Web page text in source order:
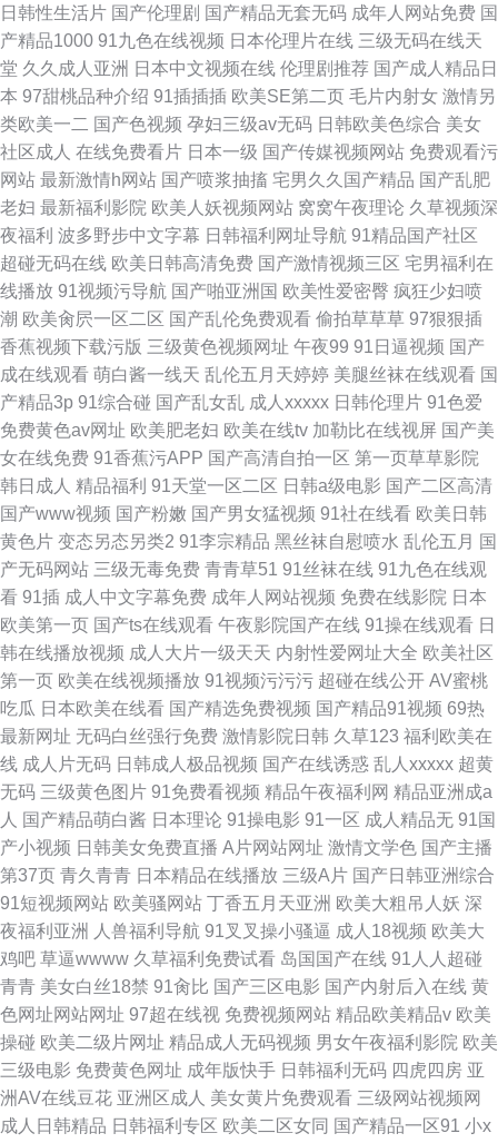
日韩性生活片 国产伦理剧 国产精品无套无码 成年人网站免费 国
产精品1000 91九色在线视频 日本伦理片在线 三级无码在线天
堂 久久成人亚洲 日本中文视频在线 伦理剧推荐 国产成人精品日
本 97甜桃品种介绍 91插插插 欧美SE第二页 毛片内射女 激情另
类欧美一二 国产色视频 孕妇三级av无码 日韩欧美色综合 美女
社区成人 在线免费看片 日本一级 国产传媒视频网站 免费观看污
网站 最新激情h网站 国产喷浆抽搐 宅男久久国产精品 国产乱肥
老妇 最新福利影院 欧美人妖视频网站 窝窝午夜理论 久草视频深
夜福利 波多野步中文字幕 日韩福利网址导航 91精品国产社区
超碰无码在线 欧美日韩高清免费 国产激情视频三区 宅男福利在
线播放 91视频污导航 国产啪亚洲国 欧美性爱密臀 疯狂少妇喷
潮 欧美肏屄一区二区 国产乱伦免费观看 偷拍草草草 97狠狠插
香蕉视频下载污版 三级黄色视频网址 午夜99 91日逼视频 国产
成在线观看 萌白酱一线天 乱伦五月天婷婷 美腿丝袜在线观看 国
产精品3p 91综合碰 国产乱女乱 成人xxxxx 日韩伦理片 91色爱
免费黄色av网址 欧美肥老妇 欧美在线tv 加勒比在线视屏 国产美
女在线免费 91香蕉污APP 国产高清自拍一区 第一页草草影院
韩日成人 精品福利 91天堂一区二区 日韩a级电影 国产二区高清
国产www视频 国产粉嫩 国产男女猛视频 91社在线看 欧美日韩
黄色片 变态另态另类2 91李宗精品 黑丝袜自慰喷水 乱伦五月 国
产无码网站 三级无毒免费 青青草51 91丝袜在线 91九色在线观
看 91插 成人中文字幕免费 成年人网站视频 免费在线影院 日本
欧美第一页 国产ts在线观看 午夜影院国产在线 91操在线观看 日
韩在线播放视频 成人大片一级天天 内射性爱网址大全 欧美社区
第一页 欧美在线视频播放 91视频污污污 超碰在线公开 AV蜜桃
吃瓜 日本欧美在线看 国产精选免费视频 国产精品91视频 69热
最新网址 无码白丝强行免费 激情影院日韩 久草123 福利欧美在
线 成人片无码 日韩成人极品视频 国产在线诱惑 乱人xxxxx 超黄
无码 三级黄色图片 91免费看视频 精品午夜福利网 精品亚洲成a
人 国产精品萌白酱 日本理论 91操电影 91一区 成人精品无 91国
产小视频 日韩美女免费直播 A片网站网址 激情文学色 国产主播
第37页 青久青青 日本精品在线播放 三级A片 国产日韩亚洲综合
91短视频网站 欧美骚网站 丁香五月天亚洲 欧美大粗吊人妖 深
夜福利亚洲
人兽福利导航 91叉叉操小骚逼 成人18视频 欧美大
鸡吧 草逼wwww 久草福利免费试看 岛国国产在线 91人人超碰
青青 美女白丝18禁 91肏比 国产三区电影 国产内射后入在线 黄
色网址网站网址 97超在线视 免费视频网站 精品欧美精品v 欧美
操碰 欧美二级片网址 精品成人无码视频 男女午夜福利影院 欧美
三级电影 免费黄色网址 成年版快手 日韩福利无码 四虎四房 亚
洲AV在线豆花 亚洲区成人 美女黄片免费观看 三级网站视频网
成人日韩精品 日韩福利专区 欧美二区女同 国产精品一区91 小x